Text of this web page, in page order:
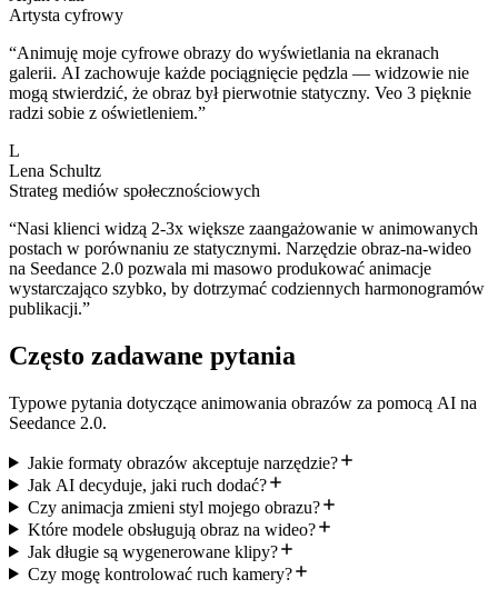
Artysta cyfrowy
“Animuję moje cyfrowe obrazy do wyświetlania na ekranach
galerii. AI zachowuje każde pociągnięcie pędzla — widzowie nie
mogą stwierdzić, że obraz był pierwotnie statyczny. Veo 3 pięknie
radzi sobie z oświetleniem.”
L
Lena Schultz
Strateg mediów społecznościowych
“Nasi klienci widzą 2-3x większe zaangażowanie w animowanych
postach w porównaniu ze statycznymi. Narzędzie obraz-na-wideo
na Seedance 2.0 pozwala mi masowo produkować animacje
wystarczająco szybko, by dotrzymać codziennych harmonogramów
publikacji.”
Często zadawane pytania
Typowe pytania dotyczące animowania obrazów za pomocą AI na
Seedance 2.0.
Jakie formaty obrazów akceptuje narzędzie?
Jak AI decyduje, jaki ruch dodać?
Czy animacja zmieni styl mojego obrazu?
Które modele obsługują obraz na wideo?
Jak długie są wygenerowane klipy?
Czy mogę kontrolować ruch kamery?